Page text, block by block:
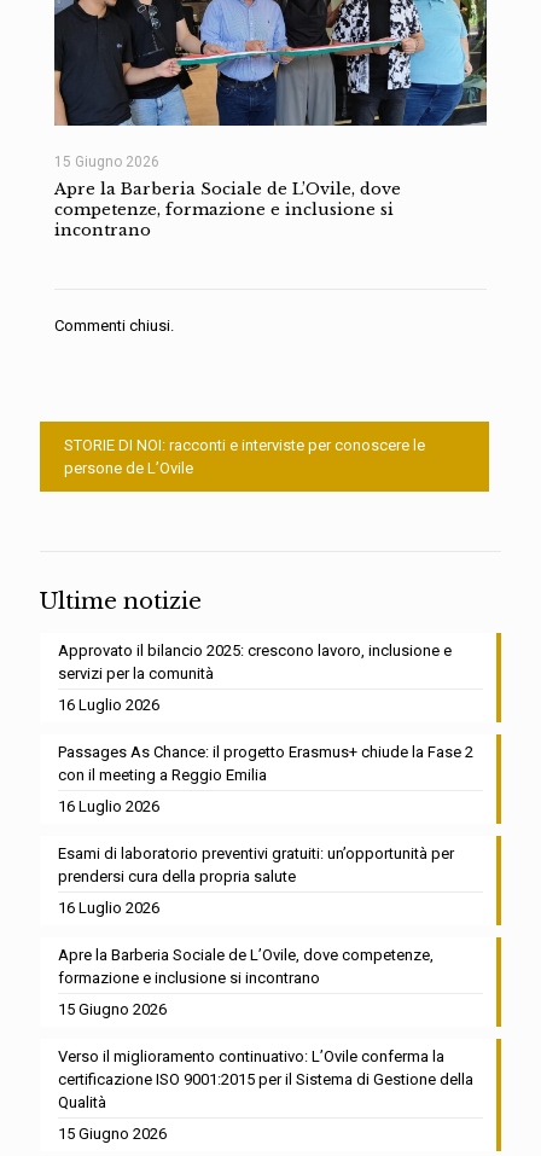
15 Giugno 2026
Apre la Barberia Sociale de L’Ovile, dove
competenze, formazione e inclusione si
incontrano
Commenti chiusi.
STORIE DI NOI: racconti e interviste per conoscere le
persone de L’Ovile
Ultime notizie
Approvato il bilancio 2025: crescono lavoro, inclusione e
servizi per la comunità
16 Luglio 2026
Passages As Chance: il progetto Erasmus+ chiude la Fase 2
con il meeting a Reggio Emilia
16 Luglio 2026
Esami di laboratorio preventivi gratuiti: un’opportunità per
prendersi cura della propria salute
16 Luglio 2026
Apre la Barberia Sociale de L’Ovile, dove competenze,
formazione e inclusione si incontrano
15 Giugno 2026
Verso il miglioramento continuativo: L’Ovile conferma la
certificazione ISO 9001:2015 per il Sistema di Gestione della
Qualità
15 Giugno 2026